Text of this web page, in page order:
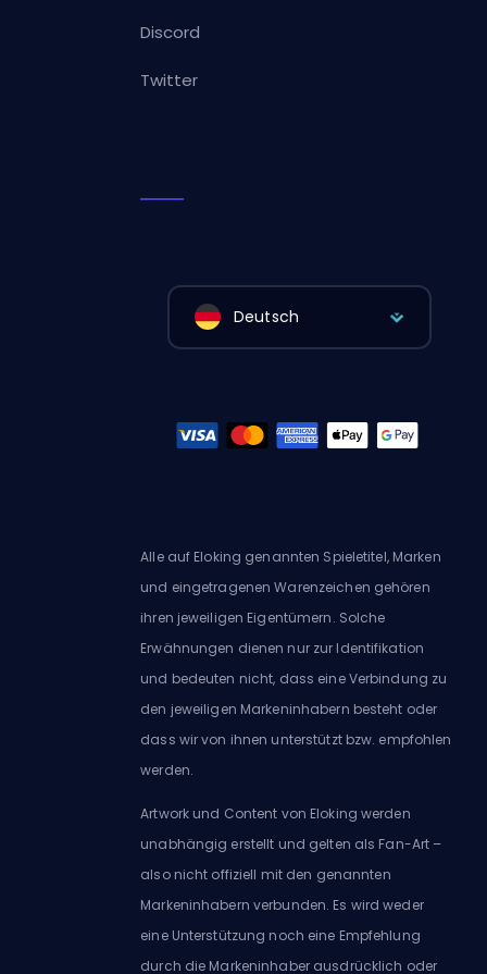
Discord
Twitter
Deutsch
Alle auf Eloking genannten Spieletitel, Marken
und eingetragenen Warenzeichen gehören
ihren jeweiligen Eigentümern. Solche
Erwähnungen dienen nur zur Identifikation
und bedeuten nicht, dass eine Verbindung zu
den jeweiligen Markeninhabern besteht oder
dass wir von ihnen unterstützt bzw. empfohlen
werden.
Artwork und Content von Eloking werden
unabhängig erstellt und gelten als Fan-Art –
also nicht offiziell mit den genannten
Markeninhabern verbunden. Es wird weder
eine Unterstützung noch eine Empfehlung
durch die Markeninhaber ausdrücklich oder